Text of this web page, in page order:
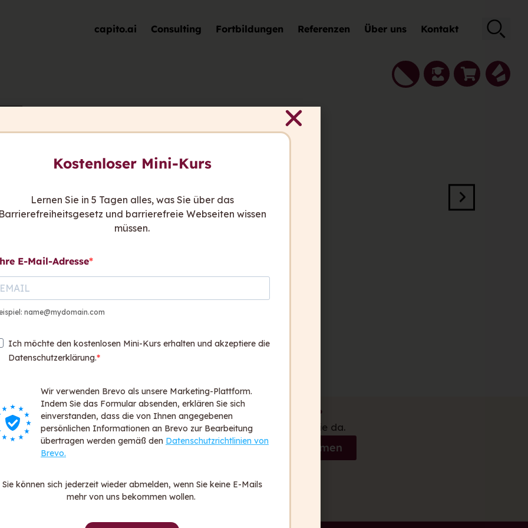
capito.ai Consulting Fortbildungen Referenzen Über uns Kontakt
Sie haben Fragen?
Wir sind gerne für Sie da.
Kontakt aufnehmen
Kostenloser Mini-Kurs
Lernen Sie in 5 Tagen alles, was Sie über das
und barrierefreie Webseiten wissen
müssen.
E-Mail-Adresse
name@mydomain.com
Ich möchte den kostenlosen Mini-Kurs erhalten und akzeptiere die
Datenschutzerklärung.
Wir verwenden Brevo als unsere Marketing-Plattform.
Indem Sie das Formular absenden, erklären Sie sich
einverstanden, dass die von Ihnen angegebenen
persönlichen Informationen an Brevo zur Bearbeitung
übertragen werden gemäß den Datenschutzrichtlinien von
Brevo.
Sie können sich jederzeit wieder abmelden, wenn Sie keine E-Mails
mehr von uns bekommen wollen.